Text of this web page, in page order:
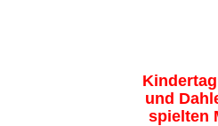
und
spielten